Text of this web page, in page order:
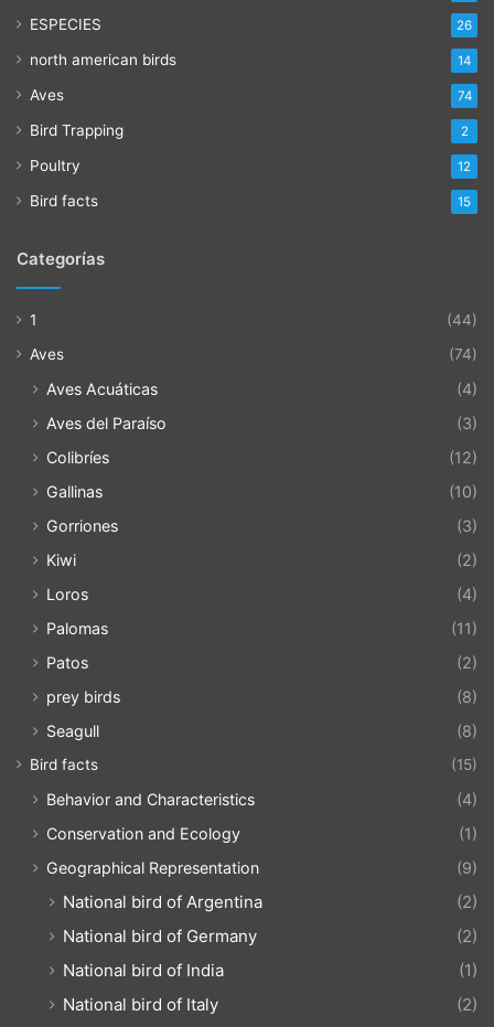
ESPECIES 26
north american birds 14
Aves 74
Bird Trapping 2
Poultry 12
Bird facts 15
Categorías
1
(44)
Aves
(74)
Aves Acuáticas
(4)
Aves del Paraíso
(3)
Colibríes
(12)
Gallinas
(10)
Gorriones
(3)
Kiwi
(2)
Loros
(4)
Palomas
(11)
Patos
(2)
prey birds
(8)
Seagull
(8)
Bird facts (15)
Behavior and Characteristics
(4)
Conservation and Ecology
(1)
Geographical Representation
(9)
National bird of Argentina
(2)
National bird of Germany
(2)
National bird of India
(1)
National bird of Italy
(2)